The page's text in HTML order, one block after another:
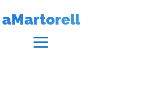
aMartorell